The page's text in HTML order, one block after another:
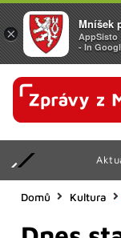
Domů Kultura
×
Mníšek
AppSisto
- In